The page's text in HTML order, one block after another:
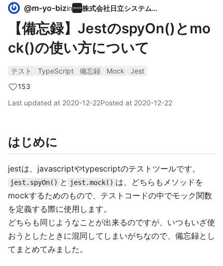
@m-yo-bizin 株式会社日立システムズ
【備忘録】JestのspyOn()とmo
ck()の使い方について
テスト TypeScript 備忘録 Mock
Jest
153
Last updated at 2020-12-22Posted at 2020-12-22
はじめに
jestは、javascriptやtypescriptのテストツールです。
jest.spyOn() と jest.mock() は、どちらもメソッドを
mockするためのもので、テストコードの中でモック関数
を定義する際に使用します。
どちらも同じようなことが出来るのですが、いつもいざ使
おうとしたときに混同してしまいがちなので、備忘録とし
てまとめてみました。